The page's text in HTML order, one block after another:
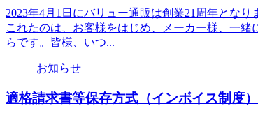
2023年4月1日にバリュー通販は創業21周年とな
これたのは、お客様をはじめ、メーカー様、一
らです。皆様、いつ...
お知らせ
適格請求書等保存方式（インボイス制度